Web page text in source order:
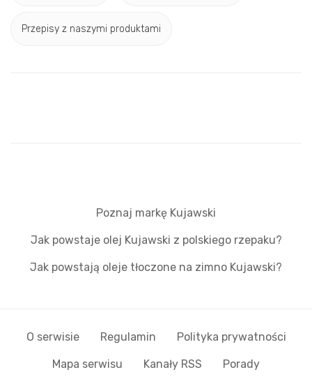
Przepisy z naszymi produktami
Poznaj markę Kujawski
Jak powstaje olej Kujawski z polskiego rzepaku?
Jak powstają oleje tłoczone na zimno Kujawski?
O serwisie Regulamin Polityka prywatności
Mapa serwisu Kanały RSS Porady